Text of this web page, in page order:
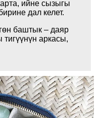
ийне сызыгы
дал келет.
баштык – даяр
аркасы,